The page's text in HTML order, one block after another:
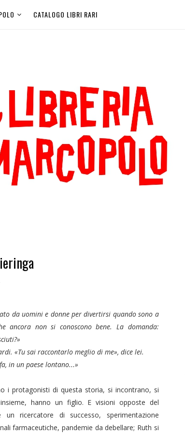
CATALOGO LIBRI RARI
da uomini e donne per divertirsi quando sono a
ancora non si conoscono bene. La domanda:
«Tu sai raccontarlo meglio di me», dice lei.
in un paese lontano...»
i protagonisti di questa storia, si incontrano, si
hanno un figlio. E visioni opposte del
un ricercatore di successo, sperimentazione
farmaceutiche, pandemie da debellare; Ruth si